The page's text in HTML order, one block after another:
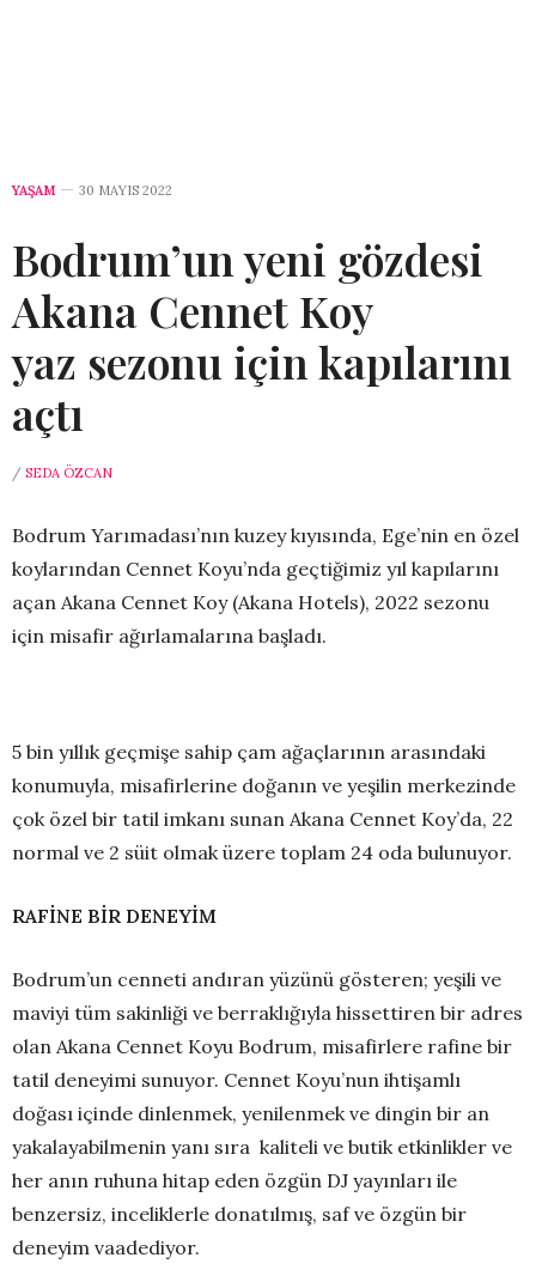
YAŞAM 30 MAYIS 2022
Bodrum’un yeni gözdesi
Akana Cennet Koy
yaz sezonu için kapılarını
açtı
/ SEDA ÖZCAN
Bodrum Yarımadası’nın kuzey kıyısında, Ege’nin en özel
koylarından Cennet Koyu’nda geçtiğimiz yıl kapılarını
açan Akana Cennet Koy (Akana Hotels), 2022 sezonu
için misafir ağırlamalarına başladı.
5 bin yıllık geçmişe sahip çam ağaçlarının arasındaki
konumuyla, misafirlerine doğanın ve yeşilin merkezinde
çok özel bir tatil imkanı sunan Akana Cennet Koy’da, 22
normal ve 2 süit olmak üzere toplam 24 oda bulunuyor.
RAFİNE BİR DENEYİM
Bodrum’un cenneti andıran yüzünü gösteren; yeşili ve
maviyi tüm sakinliği ve berraklığıyla hissettiren bir adres
olan Akana Cennet Koyu Bodrum, misafirlere rafine bir
tatil deneyimi sunuyor. Cennet Koyu’nun ihtişamlı
doğası içinde dinlenmek, yenilenmek ve dingin bir an
yakalayabilmenin yanı sıra kaliteli ve butik etkinlikler ve
her anın ruhuna hitap eden özgün DJ yayınları ile
benzersiz, inceliklerle donatılmış, saf ve özgün bir
deneyim vaadediyor.